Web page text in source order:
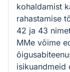
kohaldamist
rahastamise
42 ja 43
MMe võime
isikuandmeid